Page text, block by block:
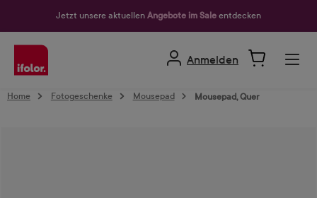
Jetzt unsere aktuellen Angebote im Sale entdecken
Anmelden
Home Fotogeschenke Mousepad Mousepad, Quer